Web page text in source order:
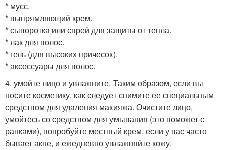
* мусс.
* выпрямляющий крем.
* сыворотка или спрей для защиты от тепла.
* лак для волос.
* гель (для высоких причесок).
* аксессуары для волос.
4. умойте лицо и увлажните. Таким образом, если вы
носите косметику, как следует снимите ее специальным
средством для удаления макияжа. Очистите лицо,
умойтесь со средством для умывания (это поможет с
ранками), попробуйте местный крем, если у вас часто
бывает акне, и ежедневно увлажняйте кожу.